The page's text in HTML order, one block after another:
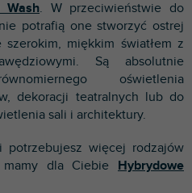
Wash. W przeciwieństwie do
potrafią one stworzyć ostrej
miękkim światłem z
Są absolutnie
oświetlenia
dekoracji teatralnych lub do
sali i architektury.
potrzebujesz więcej rodzajów
dla Ciebie Hybrydowe